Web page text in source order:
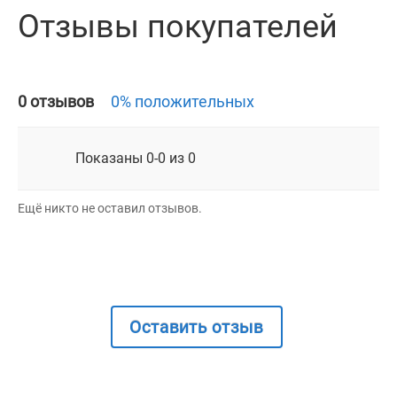
Отзывы покупателей
0 отзывов 0% положительных
Показаны 0-0 из 0
Ещё никто не оставил отзывов.
Оставить отзыв